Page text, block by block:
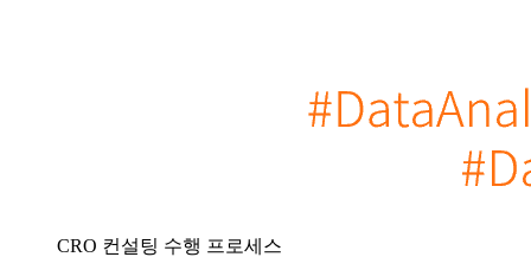
CRO 컨설팅 수행 프로세스